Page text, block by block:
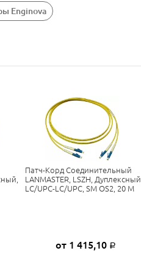
Enginova
Патч-Корд Соединительный
LANMASTER, LSZH, Дуплексный,
LC/UPC-LC/UPC, SM OS2, 20 М
от 1 415,10 Р